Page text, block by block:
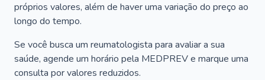
próprios valores, além de haver uma variação do preço ao
longo do tempo.
Se você busca um reumatologista para avaliar a sua
saúde, agende um horário pela MEDPREV e marque uma
consulta por valores reduzidos.